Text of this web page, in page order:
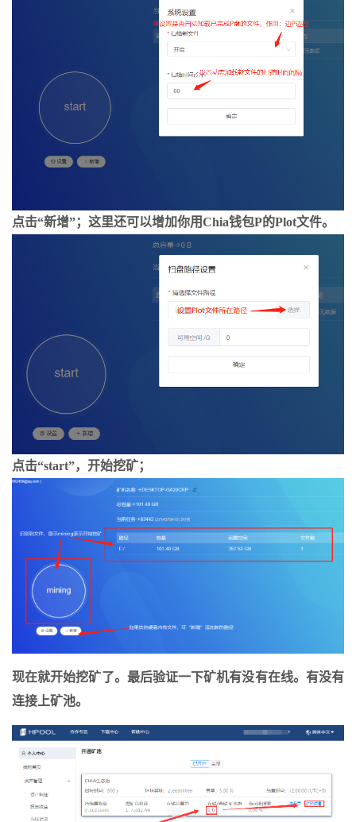
点击“新增”；这里还可以增加你用Chia钱包P的Plot文件。
点击“start”，开始挖矿；
现在就开始挖矿了。最后验证一下矿机有没有在线。有没有
连接上矿池。